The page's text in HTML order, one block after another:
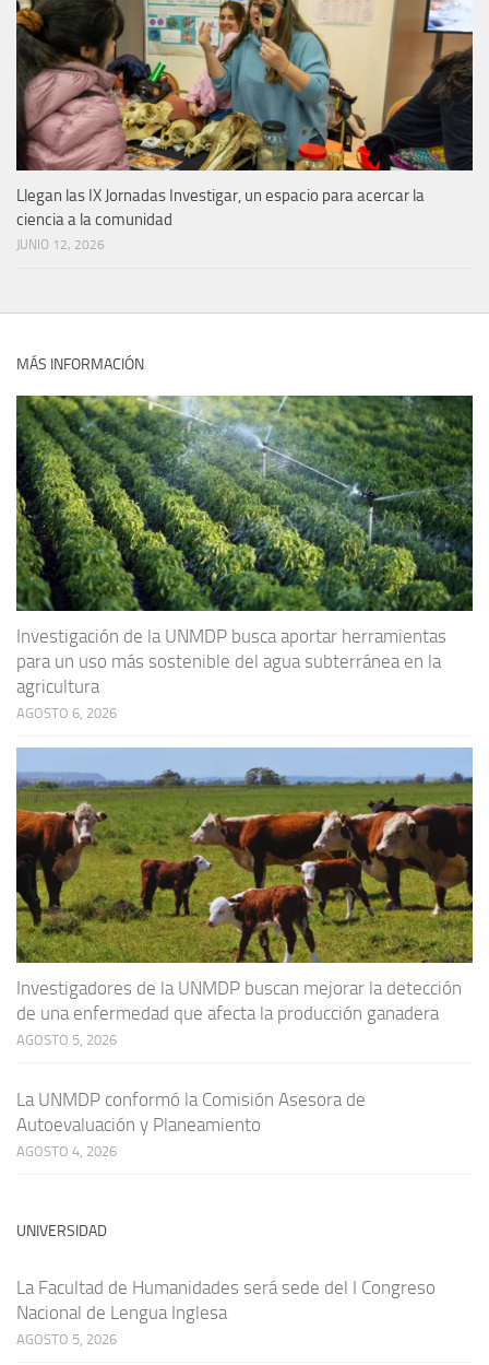
Llegan las IX Jornadas Investigar, un espacio para acercar la
ciencia a la comunidad
JUNIO 12, 2026
MÁS INFORMACIÓN
Investigación de la UNMDP busca aportar herramientas
para un uso más sostenible del agua subterránea en la
agricultura
AGOSTO 6, 2026
Investigadores de la UNMDP buscan mejorar la detección
de una enfermedad que afecta la producción ganadera
AGOSTO 5, 2026
La UNMDP conformó la Comisión Asesora de
Autoevaluación y Planeamiento
AGOSTO 4, 2026
UNIVERSIDAD
La Facultad de Humanidades será sede del I Congreso
Nacional de Lengua Inglesa
AGOSTO 5, 2026